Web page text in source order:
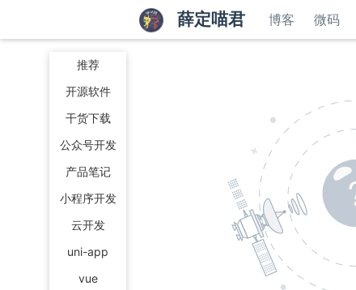
推荐
开源软件
干货下载
公众号开发
产品笔记
小程序开发
云开发
uni-app
vue
薛定喵君 博客 微码